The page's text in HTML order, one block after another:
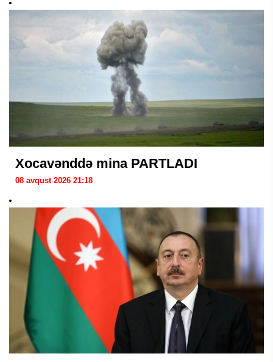
Xocavənddə mina PARTLADI
08 avqust 2026 21:18